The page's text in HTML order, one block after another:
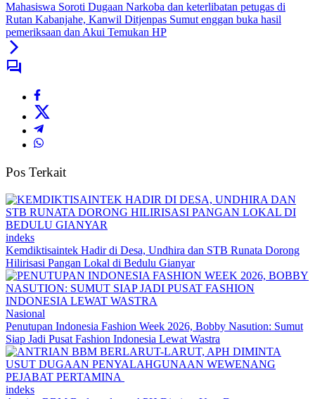
Mahasiswa Soroti Dugaan Narkoba dan keterlibatan petugas di
Rutan Kabanjahe, Kanwil Ditjenpas Sumut enggan buka hasil
pemeriksaan dan Akui Temukan HP
Pos Terkait
indeks
Kemdiktisaintek Hadir di Desa, Undhira dan STB Runata Dorong
Hilirisasi Pangan Lokal di Bedulu Gianyar
Nasional
Penutupan Indonesia Fashion Week 2026, Bobby Nasution: Sumut
Siap Jadi Pusat Fashion Indonesia Lewat Wastra
indeks